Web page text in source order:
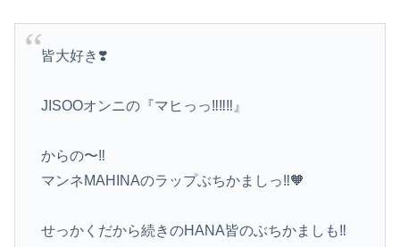
皆大好き❣️
JISOOオンニの『マヒっっ‼️‼️‼️』
からの〜‼️
マンネMAHINAのラップぶちかましっ‼️🧡
せっかくだから続きのHANA皆のぶちかましも‼️